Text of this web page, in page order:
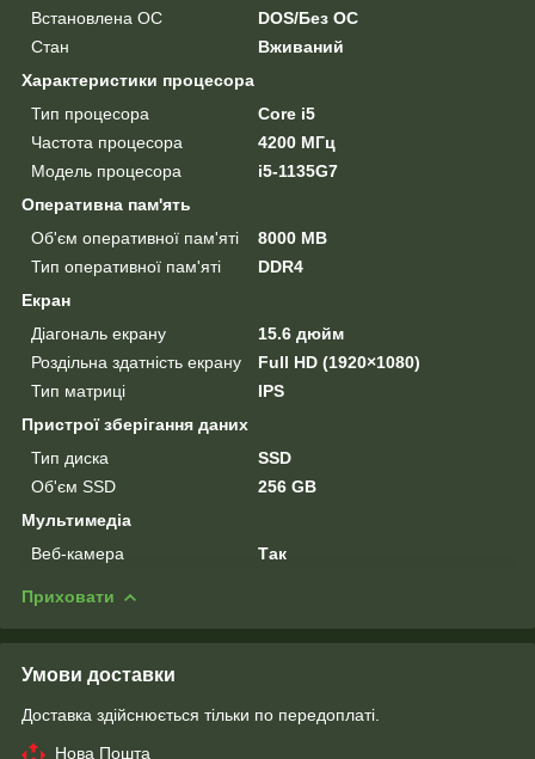
Встановлена ОС
DOS/Без ОС
Стан
Вживаний
Характеристики процесора
Тип процесора
Core i5
Частота процесора
4200 МГц
Модель процесора
i5-1135G7
Оперативна пам'ять
Об'єм оперативної пам'яті
8000 MB
Тип оперативної пам'яті
DDR4
Екран
Діагональ екрану
15.6 дюйм
Роздільна здатність екрану
Full HD (1920×1080)
Тип матриці
IPS
Пристрої зберігання даних
Тип диска
SSD
Об'єм SSD
256 GB
Мультимедіа
Веб-камера
Так
Приховати
Умови доставки
Доставка здійснюється тільки по передоплаті.
Нова Пошта